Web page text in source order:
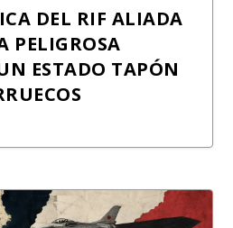
DEL RIF ALIADA
PELIGROSA
ESTADO TAPÓN